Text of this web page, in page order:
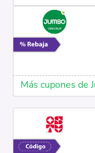
Más cupones de